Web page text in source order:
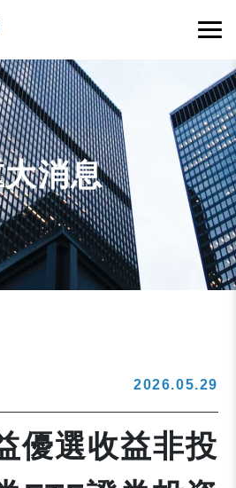
消息
2026.05.29
優選收益非投